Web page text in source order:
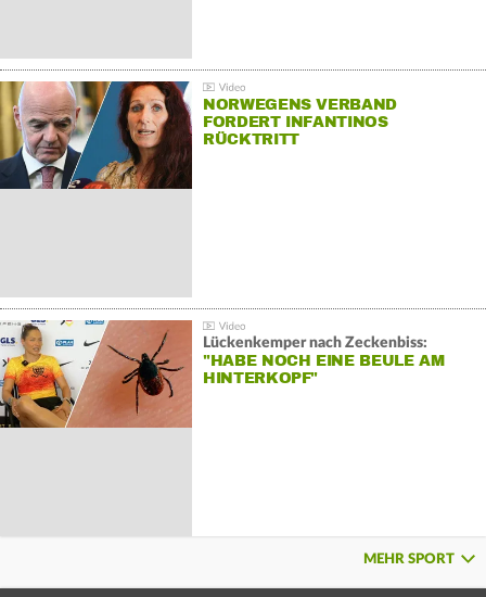
NORWEGENS VERBAND
FORDERT INFANTINOS
RÜCKTRITT
Lückenkemper nach Zeckenbiss:
"HABE NOCH EINE BEULE AM
HINTERKOPF"
MEHR SPORT